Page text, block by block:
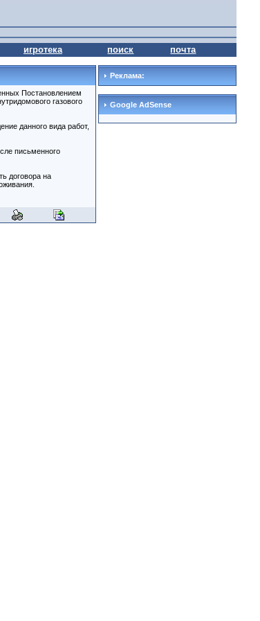
игротека поиск почта
Постановлением
газового
данного вида работ,
письменного
договора на
Реклама:
Google AdSense